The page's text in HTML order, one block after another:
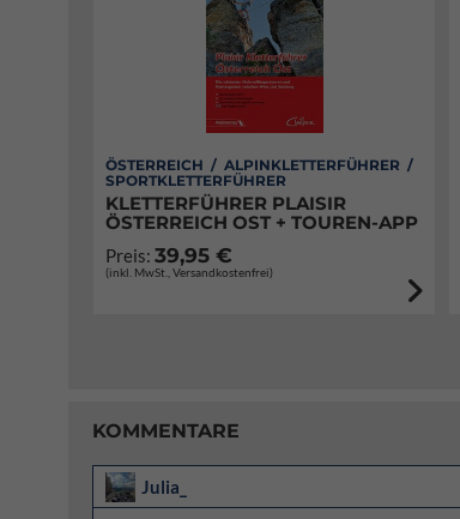
ÖSTERREICH / ALPINKLETTERFÜHRER /
SPORTKLETTERFÜHRER
KLETTERFÜHRER PLAISIR
ÖSTERREICH OST + TOUREN-APP
Preis: 39,95 €
(inkl. MwSt., Versandkostenfrei)
KOMMENTARE
Julia_